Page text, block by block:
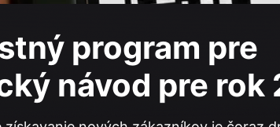
program pre
návod pre rok